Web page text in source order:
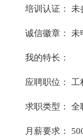
培训认证： 未
诚信徽章： 未
我的特长：
应聘职位： 工
求职类型： 全
月薪要求：